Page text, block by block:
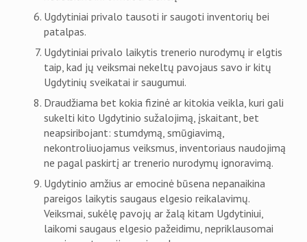
Ugdytiniai privalo tausoti ir saugoti inventorių bei
patalpas.
Ugdytiniai privalo laikytis trenerio nurodymų ir elgtis
taip, kad jų veiksmai nekeltų pavojaus savo ir kitų
Ugdytinių sveikatai ir saugumui.
Draudžiama bet kokia fizinė ar kitokia veikla, kuri gali
sukelti kito Ugdytinio sužalojimą, įskaitant, bet
neapsiribojant: stumdymą, smūgiavimą,
nekontroliuojamus veiksmus, inventoriaus naudojimą
ne pagal paskirtį ar trenerio nurodymų ignoravimą.
Ugdytinio amžius ar emocinė būsena nepanaikina
pareigos laikytis saugaus elgesio reikalavimų.
Veiksmai, sukėlę pavojų ar žalą kitam Ugdytiniui,
laikomi saugaus elgesio pažeidimu, nepriklausomai